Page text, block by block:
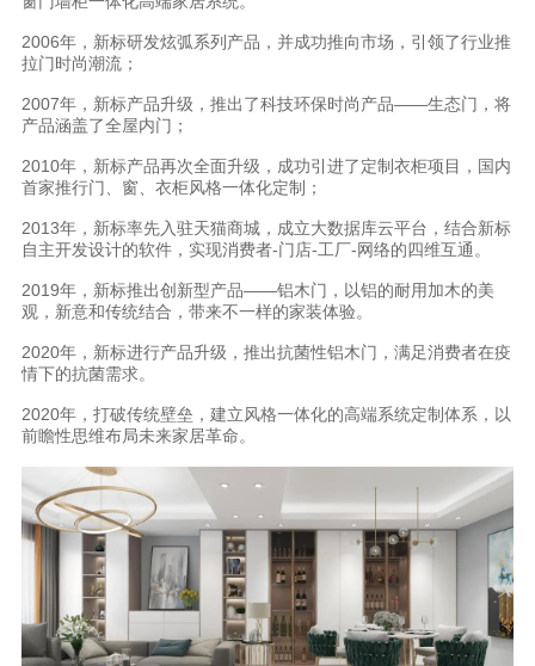
2006年，新标研发炫弧系列产品，并成功推向市场，引领了行业推
拉门时尚潮流；
2007年，新标产品升级，推出了科技环保时尚产品——生态门，将
产品涵盖了全屋内门；
2010年，新标产品再次全面升级，成功引进了定制衣柜项目，国内
首家推行门、窗、衣柜风格一体化定制；
2013年，新标率先入驻天猫商城，成立大数据库云平台，结合新标
自主开发设计的软件，实现消费者-门店-工厂-网络的四维互通。
2019年，新标推出创新型产品——铝木门，以铝的耐用加木的美
观，新意和传统结合，带来不一样的家装体验。
2020年，新标进行产品升级，推出抗菌性铝木门，满足消费者在疫
情下的抗菌需求。
2020年，打破传统壁垒，建立风格一体化的高端系统定制体系，以
前瞻性思维布局未来家居革命。